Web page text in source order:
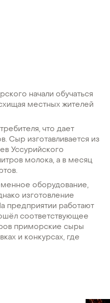
начали обучаться
местных жителей
что дает
Сыр изготавливается из
Уссурийского
молока, а в месяц
оборудование,
изготовление
предприятии работают
соответствующее
приморские сыры
и конкурсах, где